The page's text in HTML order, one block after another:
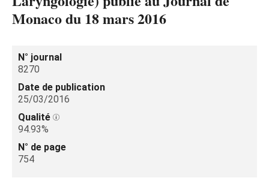
Monaco du 18 mars 2016
N° journal
8270
Date de publication
25/03/2016
Qualité
94.93%
N° de page
754